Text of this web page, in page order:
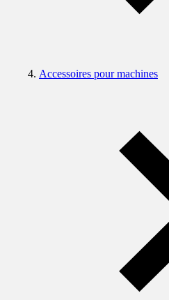
Accessoires pour machines